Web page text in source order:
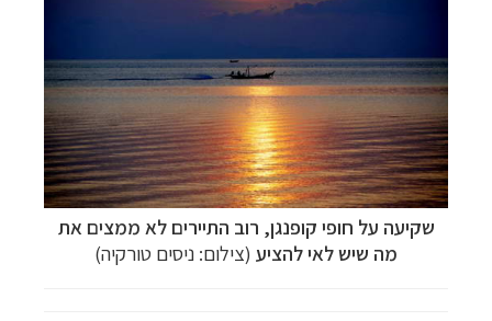
שקיעה על חופי קופנגן, רוב התיירים לא ממצים את
מה שיש לאי להציע (צילום: ניסים טורקיה)